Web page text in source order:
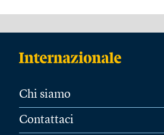
Chi siamo
Contattaci